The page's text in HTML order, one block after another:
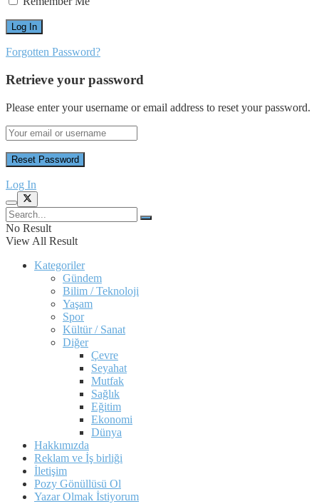
Forgotten Password?
Retrieve your password
Please enter your username or email address to reset your password.
Log In
No Result
View All Result
Kategoriler
Gündem
Bilim / Teknoloji
Yaşam
Spor
Kültür / Sanat
Diğer
Çevre
Seyahat
Mutfak
Sağlık
Eğitim
Ekonomi
Dünya
Hakkımızda
Reklam ve İş birliği
İletişim
Pozy Gönüllüsü Ol
Yazar Olmak İstiyorum